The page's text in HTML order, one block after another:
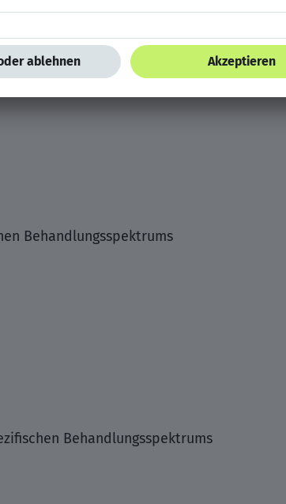
Behandlungsspektrums
Behandlungsspektrums